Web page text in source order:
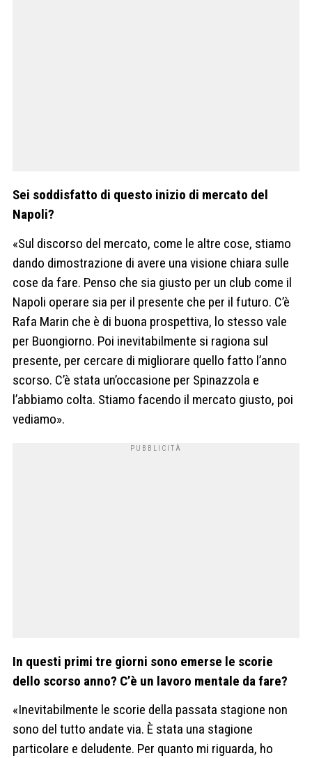
Sei soddisfatto di questo inizio di mercato del
Napoli?
«Sul discorso del mercato, come le altre cose, stiamo
dando dimostrazione di avere una visione chiara sulle
cose da fare. Penso che sia giusto per un club come il
Napoli operare sia per il presente che per il futuro. C’è
Rafa Marin che è di buona prospettiva, lo stesso vale
per Buongiorno. Poi inevitabilmente si ragiona sul
presente, per cercare di migliorare quello fatto l’anno
scorso. C’è stata un’occasione per Spinazzola e
l’abbiamo colta. Stiamo facendo il mercato giusto, poi
vediamo».
In questi primi tre giorni sono emerse le scorie
dello scorso anno? C’è un lavoro mentale da fare?
«Inevitabilmente le scorie della passata stagione non
sono del tutto andate via. È stata una stagione
particolare e deludente. Per quanto mi riguarda, ho